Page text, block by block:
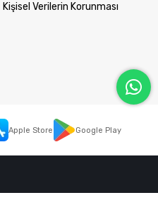
Kişisel Verilerin Korunması
Apple Store Google Play